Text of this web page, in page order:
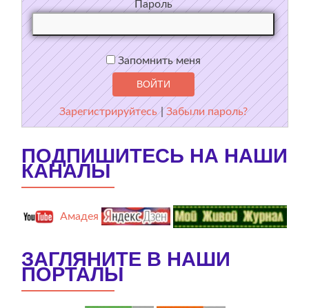
Пароль
Запомнить меня
Зарегистрируйтесь |Забыли пароль?
ПОДПИШИТЕСЬ НА НАШИ
КАНАЛЫ
Амадея
ЗАГЛЯНИТЕ В НАШИ
ПОРТАЛЫ